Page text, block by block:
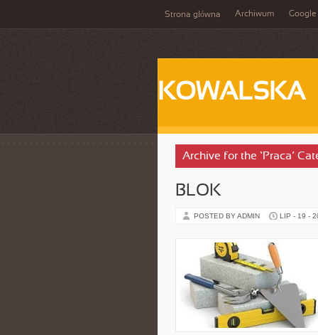
Strona główna Archiwum Google
KOWALSKA
Archive for the ‘Praca’
BLOK
POSTED BY ADMIN LIP - 19 -